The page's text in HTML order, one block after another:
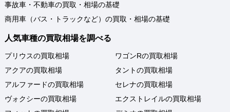
事故車・不動車の買取・相場の基礎
商用車（バス・トラックなど）の買取・相場の基礎
人気車種の買取相場を調べる
プリウスの買取相場
アクアの買取相場
アルファードの買取相場
ヴォクシーの買取相場
ワゴンRの買取相場
タントの買取相場
セレナの買取相場
エクストレイルの買取相場